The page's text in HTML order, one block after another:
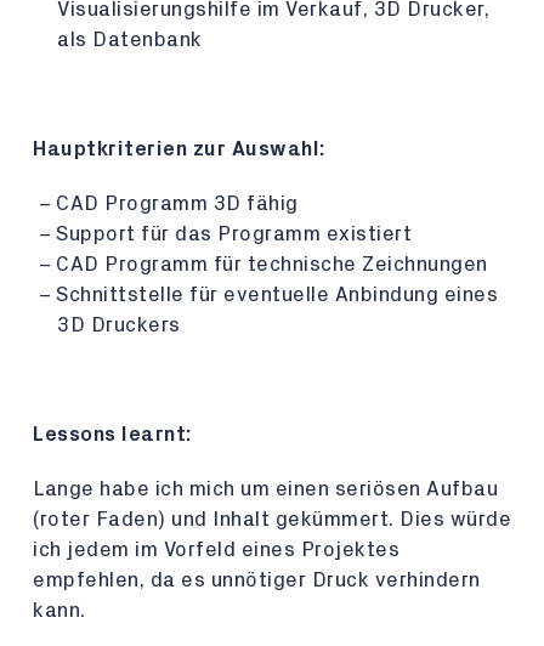
Visualisierungshilfe im Verkauf, 3D Drucker,
als Datenbank
Hauptkriterien zur Auswahl:
CAD Programm 3D fähig
Support für das Programm existiert
CAD Programm für technische Zeichnungen
Schnittstelle für eventuelle Anbindung eines
3D Druckers
Lessons learnt:
Lange habe ich mich um einen seriösen Aufbau
(roter Faden) und Inhalt gekümmert. Dies würde
ich jedem im Vorfeld eines Projektes
empfehlen, da es unnötiger Druck verhindern
kann.